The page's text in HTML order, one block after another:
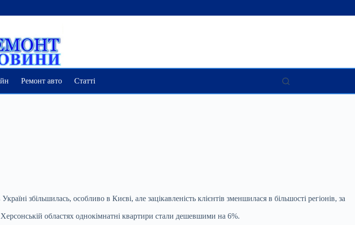
Ремонт авто Статті
збільшилась, особливо в Києві, але зацікавленість клієнтів зменшилася в більшості регіонів, за
областях однокімнатні квартири стали дешевшими на 6%.